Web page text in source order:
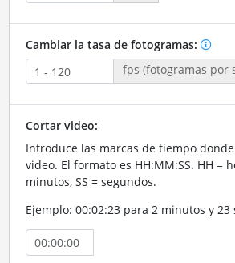
Cambiar la tasa de fotogramas:
fps (fotogramas por
Cortar video:
Introduce las marcas de tiempo
video. El formato es HH:MM:SS. HH =
minutos, SS = segundos.
Ejemplo: 00:02:23 para 2 minutos y 23